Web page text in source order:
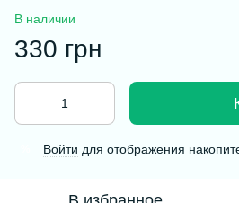
В наличии
330 грн
Войти для отображения